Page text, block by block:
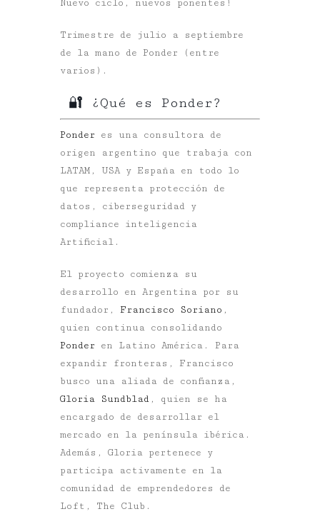
Nuevo ciclo, nuevos ponentes!
Trimestre de julio a septiembre
de la mano de Ponder (entre
varios).
🔐 ¿Qué es Ponder?
Ponder es una consultora de
origen argentino que trabaja con
LATAM, USA y España en todo lo
que representa protección de
datos, ciberseguridad y
compliance inteligencia
Artificial.
El proyecto comienza su
desarrollo en Argentina por su
fundador, Francisco Soriano ,
quien continua consolidando
Ponder en Latino América. Para
expandir fronteras, Francisco
busco una aliada de confianza,
Gloria Sundblad , quien se ha
encargado de desarrollar el
mercado en la península ibérica.
Además, Gloria pertenece y
participa activamente en la
comunidad de emprendedores de
Loft, The Club.